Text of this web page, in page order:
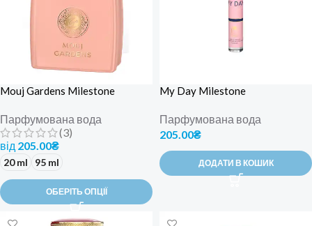
Mouj Gardens Milestone
Парфумована вода
(3)
від 205.00₴
20 ml 95 ml
ОБЕРІТЬ ОПЦІЇ
My Day Milestone
Парфумована вода
205.00₴
ДОДАТИ В КОШИК